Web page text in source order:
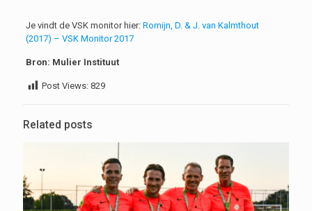
Je vindt de VSK monitor hier: Romijn, D. & J. van Kalmthout
(2017) – VSK Monitor 2017
Bron: Mulier Instituut
Post Views: 829
Related posts